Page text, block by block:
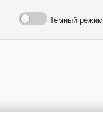
Темный режим